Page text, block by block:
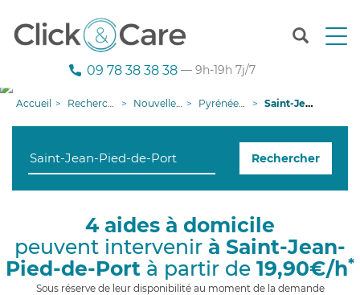
T
n
g
i
o
n
09 78 38 38 38 — 9h-19h 7j/7
Accueil Recherche aide à domicile Nouvelle-Aquitaine Pyrénées-Atlantiques Saint-Jean-Pied-de-Port
Rechercher
4 aides à domicile
peuvent intervenir à Saint-Jean-
Pied-de-Port à partir de 19,90€/h*
Sous réserve de leur disponibilité au moment de la demande